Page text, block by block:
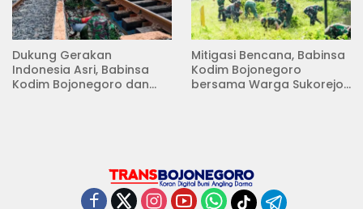
Dukung Gerakan
Indonesia Asri, Babinsa
Kodim Bojonegoro dan
Mitigasi Bencana, Babinsa
Kodim Bojonegoro
bersama Warga Sukorejo